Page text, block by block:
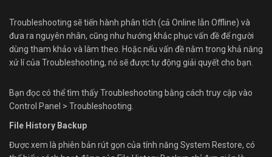
Troubleshooting sẽ tiến hành phân tích (cả Online lẫn Offline) và
đưa ra nguyên nhân, cũng như hướng khắc phục vấn đề để người
dùng tham khảo và làm theo. Hoặc nếu vấn đề nằm trong khả năng
xử lí của Troubleshooting, nó sẽ được tự động giải quyết cho bạn.
Bạn đọc có thể tìm thấy Troubleshooting bằng cách truy cập vào
Control Panel > Troubleshooting.
File History Backup
Được xem là phiên bản rút gọn của tính năng System Restore, có